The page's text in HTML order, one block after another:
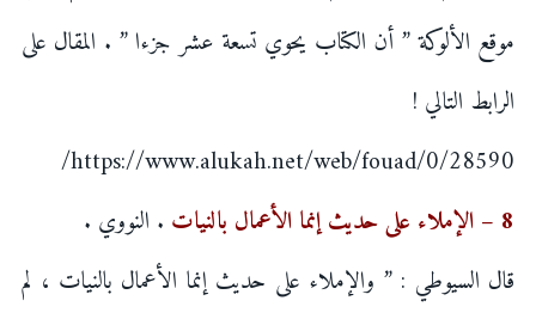
موقع الألوكة ” أن الكتاب يحوي تسعة عشر جزءا ” . المقال على
الرابط التالي !
https://www.alukah.net/web/fouad/0/28590/
8 – الإملاء على حديث إنما الأعمال بالنيات
. النووي .
قال السيوطي : ” والإملاء على حديث إنما الأعمال بالنيات ، لم